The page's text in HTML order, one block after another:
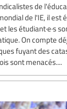
de
de l'IE, il est
les étudiant·e·s
On compte
fuyant des
sont menacés....